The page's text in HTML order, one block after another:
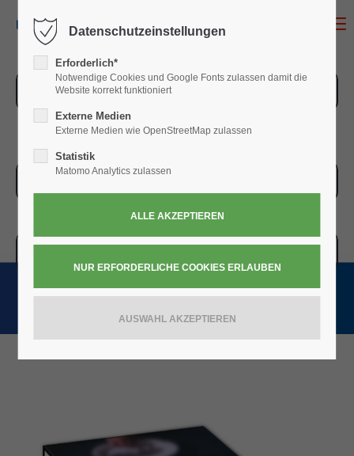
ZUR ÜBERSICHT
Datenschutzeinstellungen
Erforderlich*
Notwendige Cookies und Google Fonts zulassen damit die
Website korrekt funktioniert
Externe Medien
Externe Medien wie OpenStreetMap zulassen
Statistik
Matomo Analytics zulassen